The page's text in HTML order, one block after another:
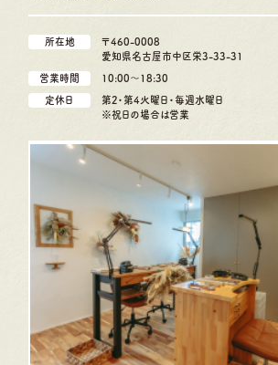
所在地
〒460-0008
愛知県名古屋市中区栄3-33-31
営業時間 10:00〜18:30
定休日
第2・第4火曜日・毎週水曜日
※祝日の場合は営業